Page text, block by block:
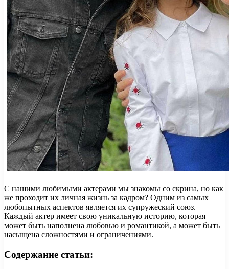
С нашими любимыми актерами мы знакомы со скрина, но как
же проходит их личная жизнь за кадром? Одним из самых
любопытных аспектов является их супружеский союз.
Каждый актер имеет свою уникальную историю, которая
может быть наполнена любовью и романтикой, а может быть
насыщена сложностями и ограничениями.
Содержание статьи: